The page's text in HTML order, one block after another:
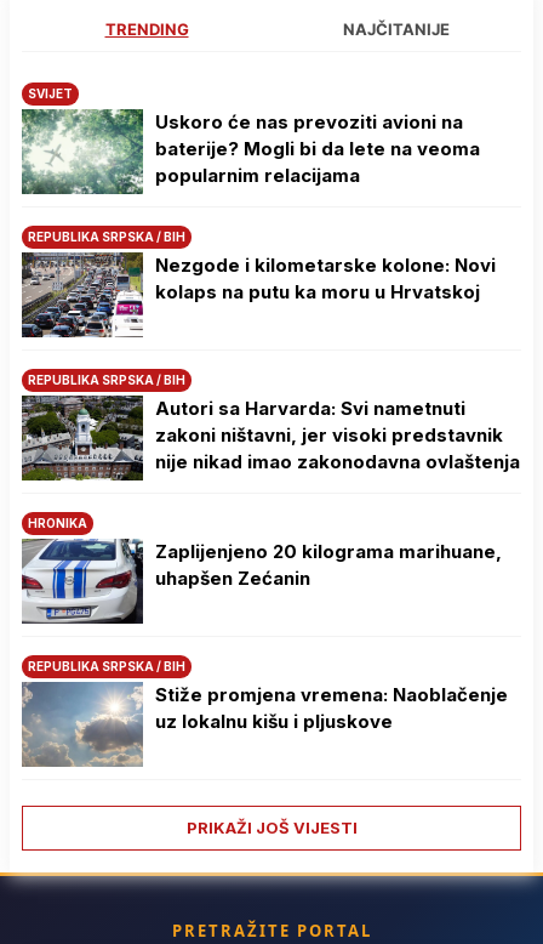
TRENDING NAJČITANIJE
SVIJET
Uskoro će nas prevoziti avioni na
baterije? Mogli bi da lete na veoma
popularnim relacijama
REPUBLIKA SRPSKA / BIH
Nezgode i kilometarske kolone: Novi
kolaps na putu ka moru u Hrvatskoj
REPUBLIKA SRPSKA / BIH
Autori sa Harvarda: Svi nametnuti
zakoni ništavni, jer visoki predstavnik
nije nikad imao zakonodavna ovlaštenja
HRONIKA
Zaplijenjeno 20 kilograma marihuane,
uhapšen Zećanin
REPUBLIKA SRPSKA / BIH
Stiže promjena vremena: Naoblačenje
uz lokalnu kišu i pljuskove
PRIKAŽI JOŠ VIJESTI
PRETRAŽITE PORTAL